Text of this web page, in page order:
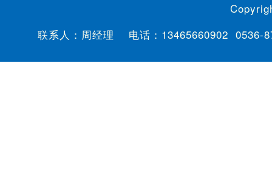
联系人：周经理 电话： 13465660902 0536-